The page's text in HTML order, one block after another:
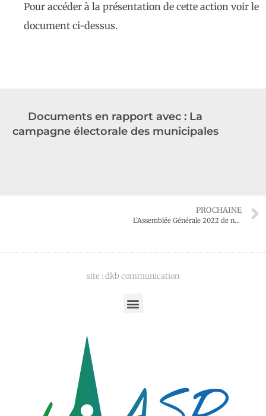
Pour accéder à la présentation de cette action voir le
document ci-dessus.
Documents en rapport avec : La
campagne électorale des municipales
PROCHAINE
L’Assemblée Générale 2022 de notre association : le samedi 15 octobre de 15H à 18H à la Porte des Iles
site : dkb communication